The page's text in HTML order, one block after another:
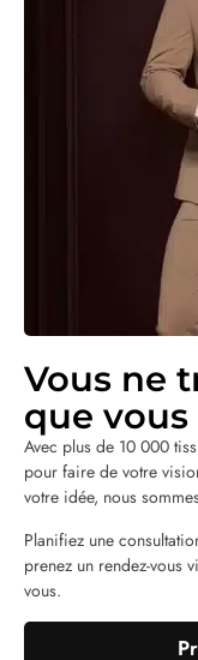
Vous ne
que vous
Avec plus de 10 000
pour faire de votre
votre idée, nous
Planifiez une
prenez un rendez-vous
vous.